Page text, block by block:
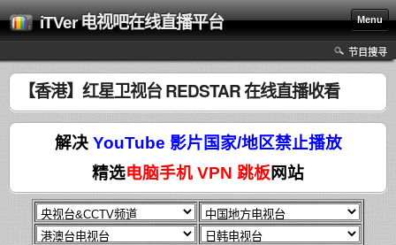
iTVer 电视吧在线直播平台 Menu
节目搜寻
【香港】红星卫视台 REDSTAR 在线直播收看
解决 YouTube 影片国家/地区禁止播放
精选电脑手机 VPN 跳板网站